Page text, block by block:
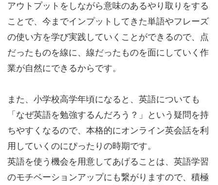
アウトプットをしながら意味のあるやり取りをする
ことで、今までインプットしてきた単語やフレーズ
の使い方を学び実践していくことができるので、点
だったものを線に、線だったものを面にしていく作
業が自然にできるからです。
また、小学校高学年頃になると、英語についても
「なぜ英語を勉強するんだろう？」という疑問を持
ちやすくなるので、本格的にオンライン英会話を利
用していくのにぴったりの時期です。
英語を使う機会を用意してあげることは、英語学習
のモチベーションアップにも繋がりますので、積極